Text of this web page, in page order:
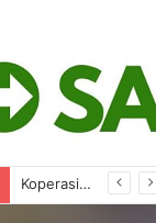
Evaluasi SPMB 2026, Komisi IV Gelar Hearing Bareng Mitra Kerja